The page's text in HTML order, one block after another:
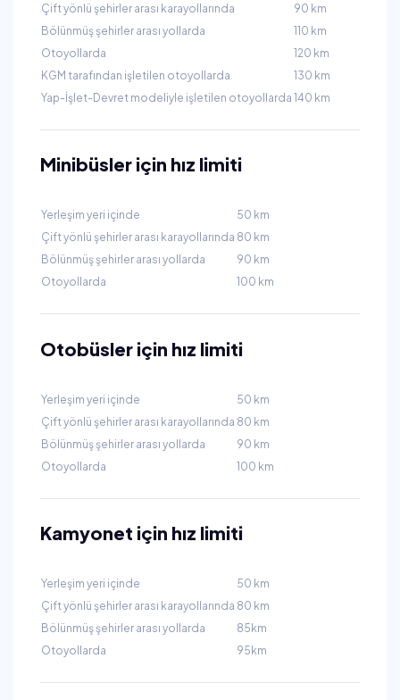
Çift yönlü şehirler arası karayollarında
90 km
Bölünmüş şehirler arası yollarda
110 km
Otoyollarda
120 km
KGM tarafından işletilen otoyollarda
130 km
Yap-İşlet-Devret​ modeliyle işletilen otoyollarda 140 km
Minibüsler için hız limiti
Yerleşim yeri içinde
50 km
Çift yönlü şehirler arası karayollarında 80 km
Bölünmüş şehirler arası yollarda
90 km
Otoyollarda
100 km
Otobüsler için hız limiti
Yerleşim yeri içinde
50 km
Çift yönlü şehirler arası karayollarında 80 km
Bölünmüş şehirler arası yollarda
90 km
Otoyollarda
100 km
Kamyonet için hız limiti
Yerleşim yeri içinde
50 km
Çift yönlü şehirler arası karayollarında 80 km
Bölünmüş şehirler arası yollarda
85km
Otoyollarda
95km